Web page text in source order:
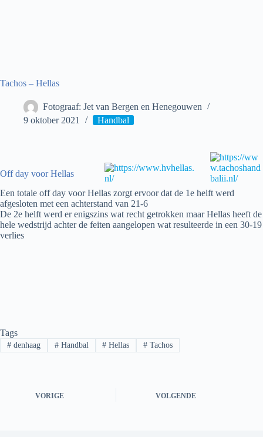
Tachos – Hellas
Fotograaf: Jet van Bergen en Henegouwen
9 oktober 2021
Handbal
Off day voor Hellas
Een totale off day voor Hellas zorgt ervoor dat de 1e helft werd
afgesloten met een achterstand van 21-6
De 2e helft werd er enigszins wat recht getrokken maar Hellas heeft de
hele wedstrijd achter de feiten aangelopen wat resulteerde in een 30-19
verlies
Tags
#denhaag #Handbal # Hellas # Tachos
VORIGE VOLGENDE